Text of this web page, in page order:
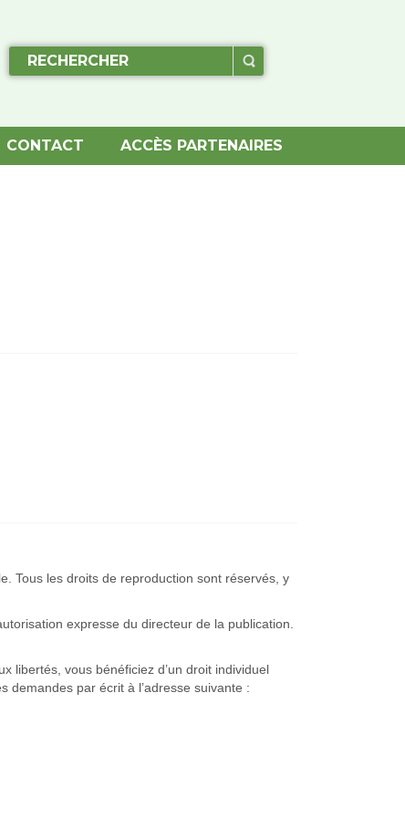
CONTACT ACCÈS PARTENAIRES
Tous les droits de reproduction sont réservés, y
expresse du directeur de la publication.
libertés, vous bénéficiez d’un droit individuel
demandes par écrit à l’adresse suivante :